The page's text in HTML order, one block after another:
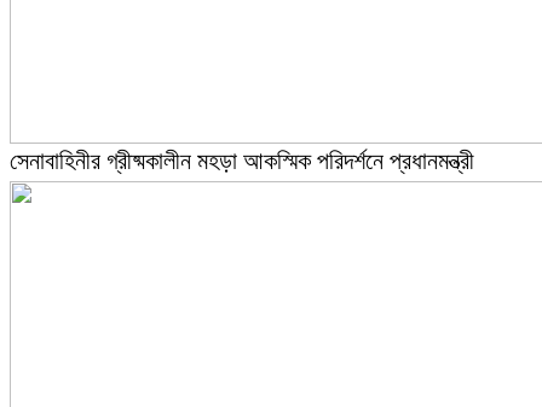
সেনাবাহিনীর গ্রীষ্মকালীন মহড়া আকস্মিক পরিদর্শনে প্রধানমন্ত্রী